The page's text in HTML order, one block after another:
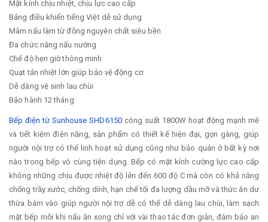
Mặt kính chịu nhiệt, chịu lực cao cấp
Bảng điều khiển tiếng Việt dễ sử dụng
Mâm nấu làm từ đồng nguyên chất siêu bền
Đa chức năng nấu nướng
Chế độ hẹn giờ thông minh
Quạt tản nhiệt lớn giúp bảo vệ động cơ
Dễ dàng vệ sinh lau chùi
Bảo hành 12 tháng
Bếp điện từ Sunhouse SHD6150công suất 1800W hoạt động mạnh mẽ
và tiết kiệm điện năng, sản phẩm có thiết kế hiện đại, gọn gàng, giúp
người nội trợ có thể linh hoạt sử dụng cũng như bảo quản ở bất kỳ nơi
nào trong bếp vô cùng tiện dụng. Bếp có mặt kính cường lực cao cấp
không những chịu được nhiệt độ lên đến 600 độ C mà còn có khả năng
chống trầy xước, chống dính, hạn chế tối đa lượng dầu mỡ và thức ăn dư
thừa bám vào giúp người nội trợ dễ có thể dễ dàng lau chùi, làm sạch
mặt bếp mỗi khi nấu ăn xong chỉ với vài thao tác đơn giản, đảm bảo an